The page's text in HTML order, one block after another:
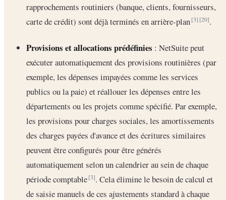
rapprochements routiniers (banque, clients, fournisseurs,
carte de crédit) sont déjà terminés en arrière-plan[3] [20].
Provisions et allocations prédéfinies : NetSuite peut
exécuter automatiquement des provisions routinières (par
exemple, les dépenses impayées comme les services
publics ou la paie) et réallouer les dépenses entre les
départements ou les projets comme spécifié. Par exemple,
les provisions pour charges sociales, les amortissements
des charges payées d'avance et des écritures similaires
peuvent être configurés pour être générés
automatiquement selon un calendrier au sein de chaque
période comptable[3]. Cela élimine le besoin de calcul et
de saisie manuels de ces ajustements standard à chaque